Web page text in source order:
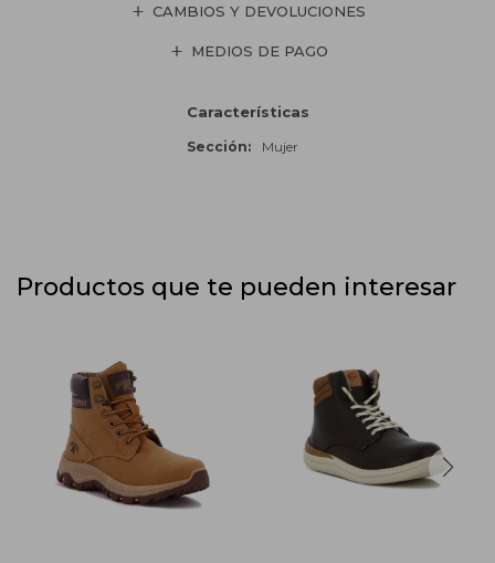
CAMBIOS Y DEVOLUCIONES
MEDIOS DE PAGO
Características
Sección Mujer
Productos que te pueden interesar